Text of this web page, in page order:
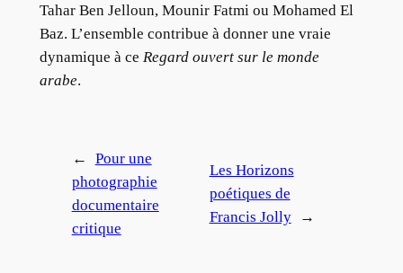
Tahar Ben Jelloun, Mounir Fatmi ou Mohamed El
Baz. L’ensemble contribue à donner une vraie
dynamique à ce Regard ouvert sur le monde
arabe.
←
Pour une
photographie
documentaire
critique
Les Horizons
poétiques de
Francis Jolly
→